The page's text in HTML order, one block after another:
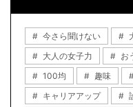
今さら聞けない
大人の女子力
お
100均
趣味
キャリアアップ